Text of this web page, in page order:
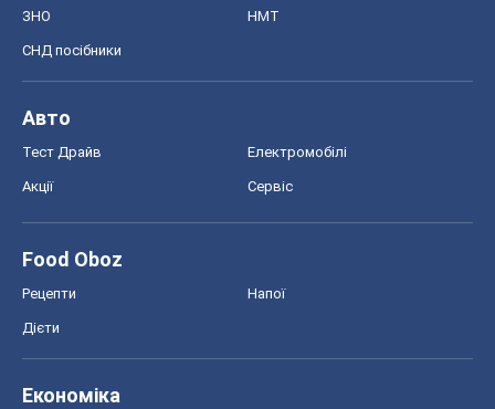
ЗНО НМТ
СНД посібники
Авто
Тест Драйв Електромобілі
Акції Сервіс
Food Oboz
Рецепти Напої
Дієти
Економіка